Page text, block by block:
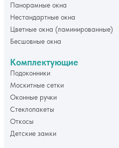
Панорамные окна
Нестандартные окна
Цветные окна (ламинированные)
Бесшовные окна
Комплектующие
Подоконники
Москитные сетки
Оконные ручки
Стеклопакеты
Откосы
Детские замки